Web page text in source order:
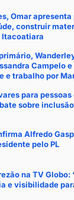
Omar apresenta
construir
Itacoatiara
Campelo
e trabalho por
para pessoas
sobre
Alfredo
pelo PL
na TV Globo:
e visibilidade